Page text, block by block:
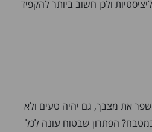
ולכן חשוב ביותר להקפיד
את מצבך, גם יהיה טעים ולא
הפתרון שבטוח עונה לכל